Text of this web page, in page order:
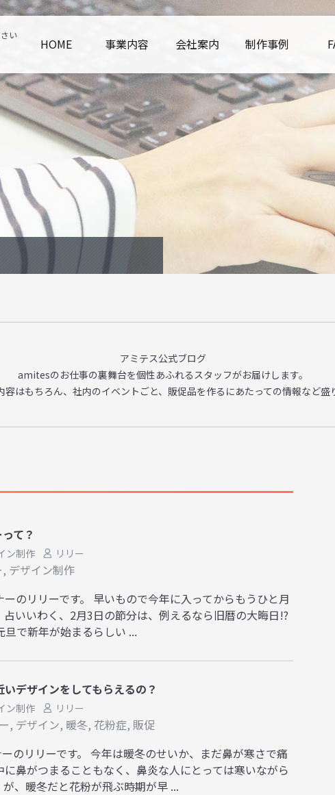
い
HOME 事業内容 会社案内 制作事例
アミテス公式ブログ
amitesのお仕事の裏舞台を個性あふれるスタッフがお届けします。
はもちろん、 社内のイベントごと、販促品を作るにあたっての情報など盛
て？
ン制作 リリー
, デザイン制作
のリリーです。 早いもので今年に入ってからもうひと月
いいわく、2月3日の節分は、例えるなら旧暦の大晦日!?
旦で新年が始まるらしい ...
デザインをしてもらえるの？
ン制作 リリー
, デザイン, 暖冬, 花粉症, 販促
のリリーです。 今年は暖冬のせいか、まだ鼻が寒さで痛
に鼻がつまることもなく、鼻炎な人にとっては寒いながら
、暖冬だと花粉が飛ぶ時期が早 ...